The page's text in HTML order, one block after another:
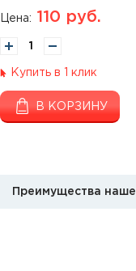
Цена: 110 руб.
Купить в 1 клик
В КОРЗИНУ
Преимущества